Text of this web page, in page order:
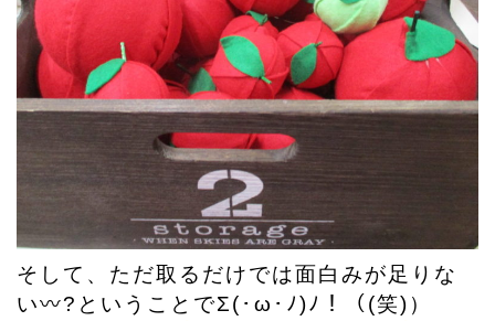
そして、ただ取るだけでは面白みが足りな
い〰?ということでΣ(･ω･ﾉ)ﾉ！（(笑)）